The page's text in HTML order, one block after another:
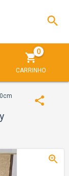
CARRINHO
0